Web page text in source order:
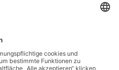
für das
Hartmut!
dich und
Projekte